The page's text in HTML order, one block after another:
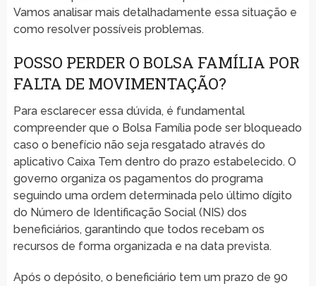
Vamos analisar mais detalhadamente essa situação e
como resolver possíveis problemas.
POSSO PERDER O BOLSA FAMÍLIA POR
FALTA DE MOVIMENTAÇÃO?
Para esclarecer essa dúvida, é fundamental
compreender que o Bolsa Família pode ser bloqueado
caso o benefício não seja resgatado através do
aplicativo Caixa Tem dentro do prazo estabelecido. O
governo organiza os pagamentos do programa
seguindo uma ordem determinada pelo último dígito
do Número de Identificação Social (NIS) dos
beneficiários, garantindo que todos recebam os
recursos de forma organizada e na data prevista.
Após o depósito, o beneficiário tem um prazo de 90